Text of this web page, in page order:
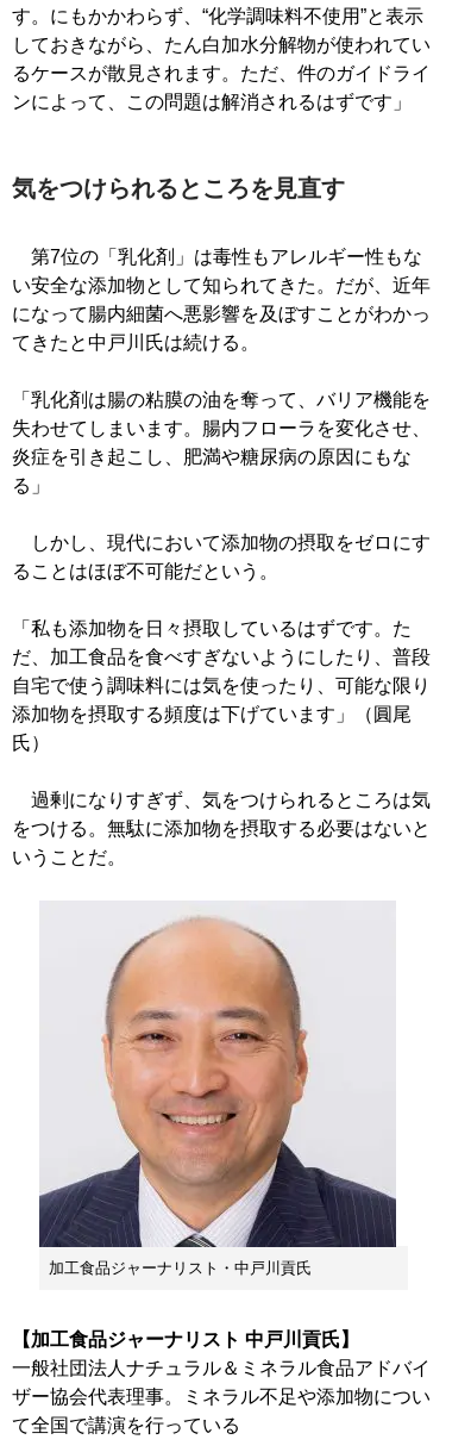
す。にもかかわらず、“化学調味料不使用”と表示
しておきながら、たん白加水分解物が使われてい
るケースが散見されます。ただ、件のガイドライ
ンによって、この問題は解消されるはずです」
気をつけられるところを見直す
第7位の「乳化剤」は毒性もアレルギー性もな
い安全な添加物として知られてきた。だが、近年
になって腸内細菌へ悪影響を及ぼすことがわかっ
てきたと中戸川氏は続ける。
「乳化剤は腸の粘膜の油を奪って、バリア機能を
失わせてしまいます。腸内フローラを変化させ、
炎症を引き起こし、肥満や糖尿病の原因にもな
る」
しかし、現代において添加物の摂取をゼロにす
ることはほぼ不可能だという。
「私も添加物を日々摂取しているはずです。た
だ、加工食品を食べすぎないようにしたり、普段
自宅で使う調味料には気を使ったり、可能な限り
添加物を摂取する頻度は下げています」（圓尾
氏）
過剰になりすぎず、気をつけられるところは気
をつける。無駄に添加物を摂取する必要はないと
いうことだ。
加工食品ジャーナリスト・中戸川貢氏
【加工食品ジャーナリスト 中戸川貢氏】
一般社団法人ナチュラル＆ミネラル食品アドバイ
ザー協会代表理事。ミネラル不足や添加物につい
て全国で講演を行っている